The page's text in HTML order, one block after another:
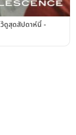
สุดสัปดาห์นี้ -